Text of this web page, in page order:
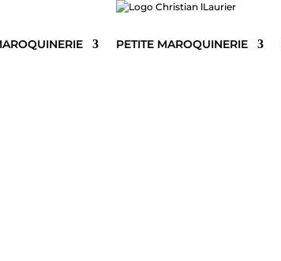
PETITE MAROQUINERIE